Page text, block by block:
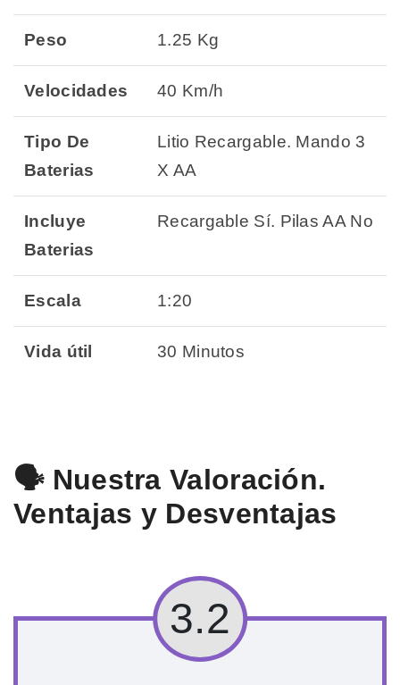
Peso 1.25 Kg
Velocidades 40 Km/h
Tipo De
Baterias
Litio Recargable. Mando 3
X AA
Incluye
Baterias
Recargable Sí. Pilas AA No
Escala 1:20
Vida útil 30 Minutos
🗣️ Nuestra Valoración.
Ventajas y Desventajas
3.2